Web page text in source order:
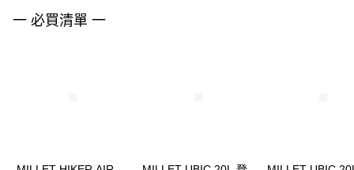
一 必買清單 一